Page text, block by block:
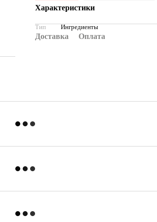
Характеристики
Тип Ингредиенты
Доставка Оплата